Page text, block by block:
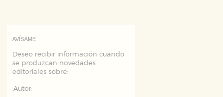
AVÍSAME
Deseo recibir información cuando
se produzcan novedades
editoriales sobre:
Autor: